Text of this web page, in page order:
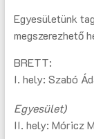
Egyesületünk
megszerezhető
BRETT:
I. hely: Szabó
Egyesület)
II. hely: Móricz